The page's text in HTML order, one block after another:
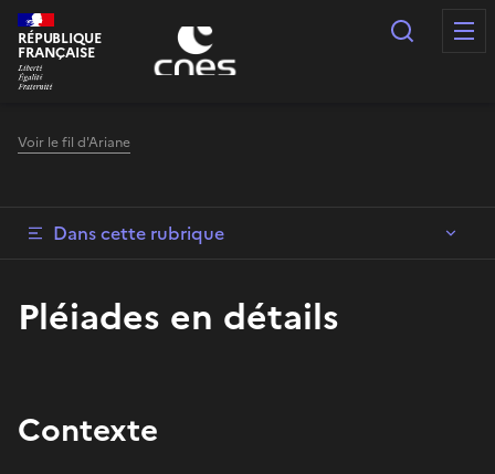
Panneau de gestion des cookies
RÉPUBLIQUE
FRANÇAISE
Voir le fil d'Ariane
Dans cette rubrique
Pléiades en détails
Contexte